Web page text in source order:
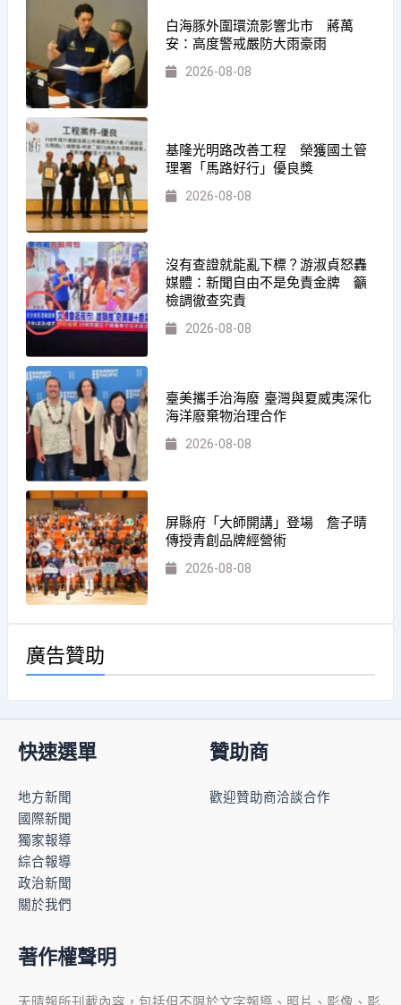
白海豚外圍環流影響北市 蔣萬
安：高度警戒嚴防大雨豪雨
2026-08-08
基隆光明路改善工程 榮獲國土管
理署「馬路好行」優良獎
2026-08-08
沒有查證就能亂下標？游淑貞怒轟
媒體：新聞自由不是免責金牌 籲
檢調徹查究責
2026-08-08
臺美攜手治海廢 臺灣與夏威夷深化
海洋廢棄物治理合作
2026-08-08
屏縣府「大師開講」登場 詹子晴
傳授青創品牌經營術
2026-08-08
廣告贊助
快速選單
地方新聞
國際新聞
獨家報導
綜合報導
政治新聞
關於我們
贊助商
歡迎贊助商洽談合作
著作權聲明